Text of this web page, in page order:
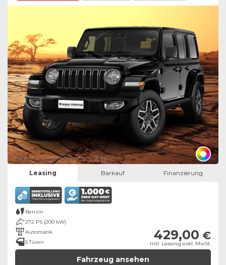
Bild zeigt Beispielabbildung des Fahrzeugs
Leasing Barkauf Finanzierung
Benzin
272 PS (200 kW)
Automatik
5 Türen
429,00 €
mtl. Leasing exkl. MwSt.
Fahrzeug ansehen